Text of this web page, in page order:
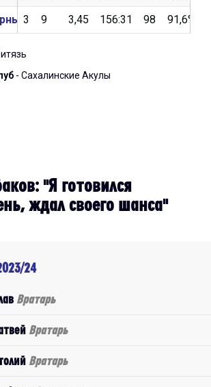
3 9 3,45 156:31 98 91,6%
чемпионат 2023/2024
- Сахалинские Акулы
"Я готовился
ждал своего шанса"
24
Вратарь
Вратарь
Вратарь